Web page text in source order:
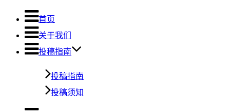
首页
关于我们
投稿指南
投稿指南
投稿须知